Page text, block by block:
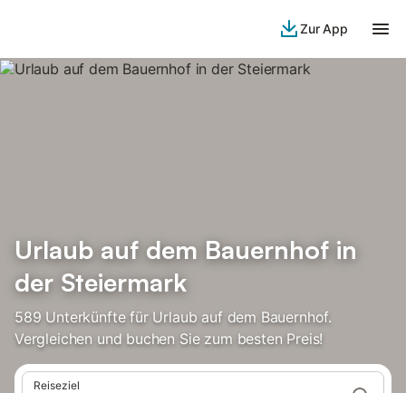
Zur App
Urlaub auf dem Bauernhof in
der Steiermark
589 Unterkünfte für Urlaub auf dem Bauernhof.
Vergleichen und buchen Sie zum besten Preis!
Reiseziel